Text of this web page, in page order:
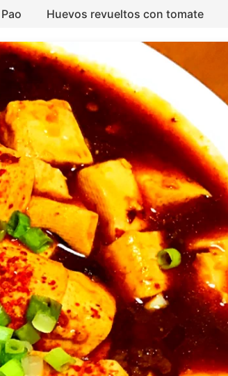
Huevos revueltos con tomate